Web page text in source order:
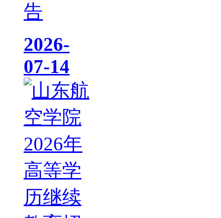
告
2026-
07-14